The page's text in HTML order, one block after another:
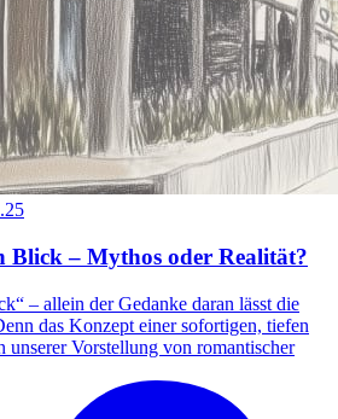
Blick – Mythos oder Realität?
– allein der Gedanke daran lässt die
das Konzept einer sofortigen, tiefen
unserer Vorstellung von romantischer